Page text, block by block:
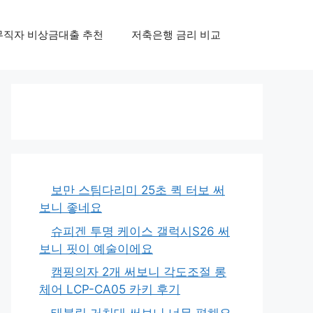
직자 비상금대출 추천 저축은행 금리 비교
보만 스팀다리미 25초 퀵 터보 써
보니 좋네요
슈피겐 투명 케이스 갤럭시S26 써
보니 핏이 예술이에요
캠핑의자 2개 써보니 각도조절 롱
체어 LCP-CA05 카키 후기